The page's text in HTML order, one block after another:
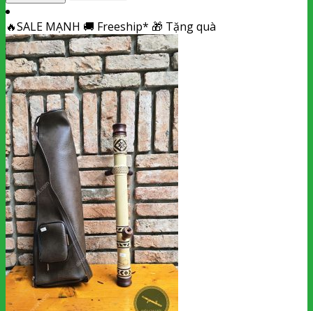
🔥SALE MẠNH 🚚 Freeship* 🎁 Tặng quà